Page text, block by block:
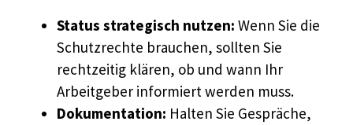
Status strategisch nutzen: Wenn Sie die
Schutzrechte brauchen, sollten Sie
rechtzeitig klären, ob und wann Ihr
Arbeitgeber informiert werden muss.
Dokumentation: Halten Sie Gespräche,